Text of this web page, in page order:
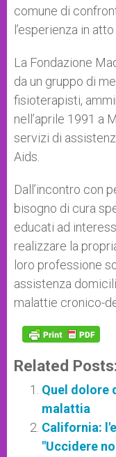
comune di
l’esperienza in
La Fondazione
da un gruppo di
fisioterapisti,
nell’aprile 1991 a
servizi di
Aids.
Dall’incontro con
bisogno di cura
educati ad
realizzare la
loro professione
assistenza
malattie cronico-
Related Posts:
Quel dolore
malattia
California:
"Uccidere